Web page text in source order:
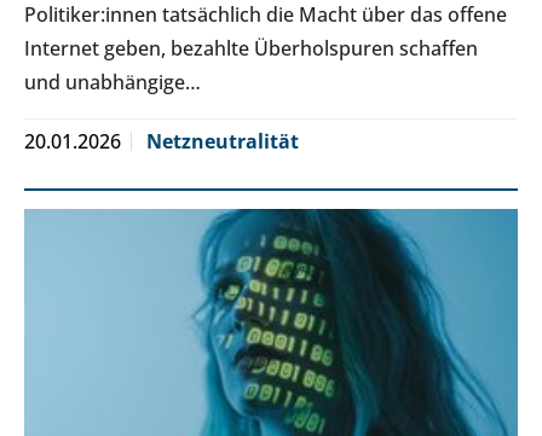
Politiker:innen tatsächlich die Macht über das offene
Internet geben, bezahlte Überholspuren schaffen
und unabhängige…
20.01.2026 Netzneutralität